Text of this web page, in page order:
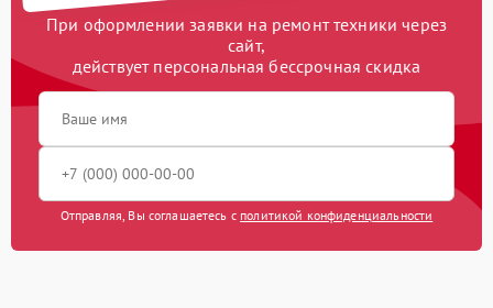
При оформлении заявки на ремонт техники через
сайт,
действует персональная бессрочная скидка
Отправляя, Вы соглашаетесь с политикой конфиденциальности